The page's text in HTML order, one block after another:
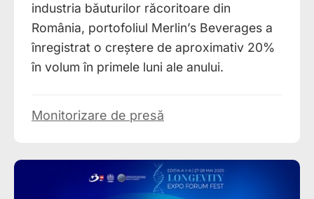
industria băuturilor răcoritoare din
România, portofoliul Merlin’s Beverages a
înregistrat o creștere de aproximativ 20%
în volum în primele luni ale anului.
Monitorizare de presă